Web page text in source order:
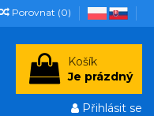
Porovnat (0)
Košík
Je prázdný
Přihlásit se